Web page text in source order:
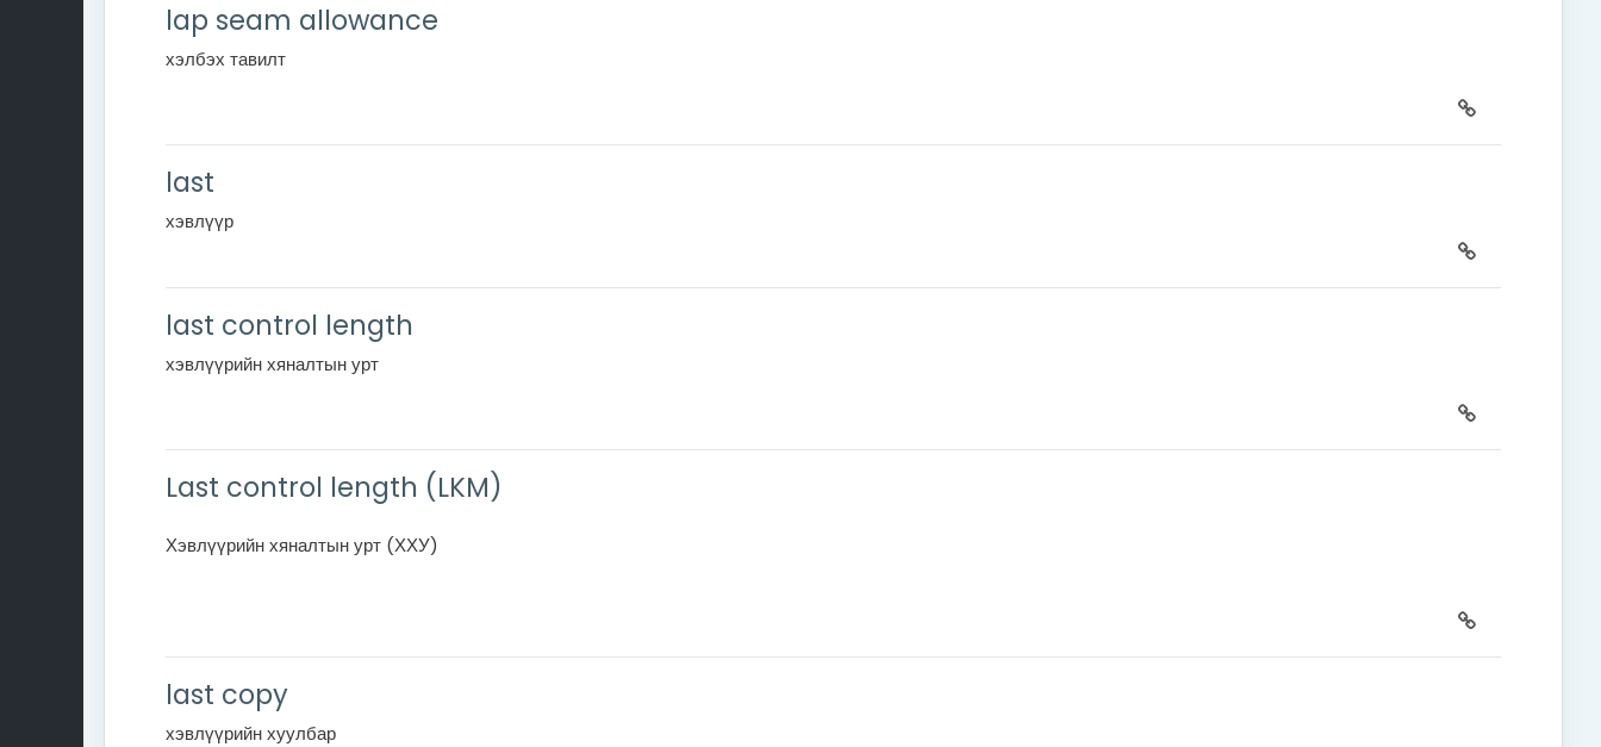
lap seam allowance
хэлбэх тавилт
last
хэвлүүр
last control length
хэвлүүрийн хяналтын урт
Last control length (LKM)
Хэвлүүрийн хяналтын урт (ХХУ)
last copy
хэвлүүрийн хуулбар